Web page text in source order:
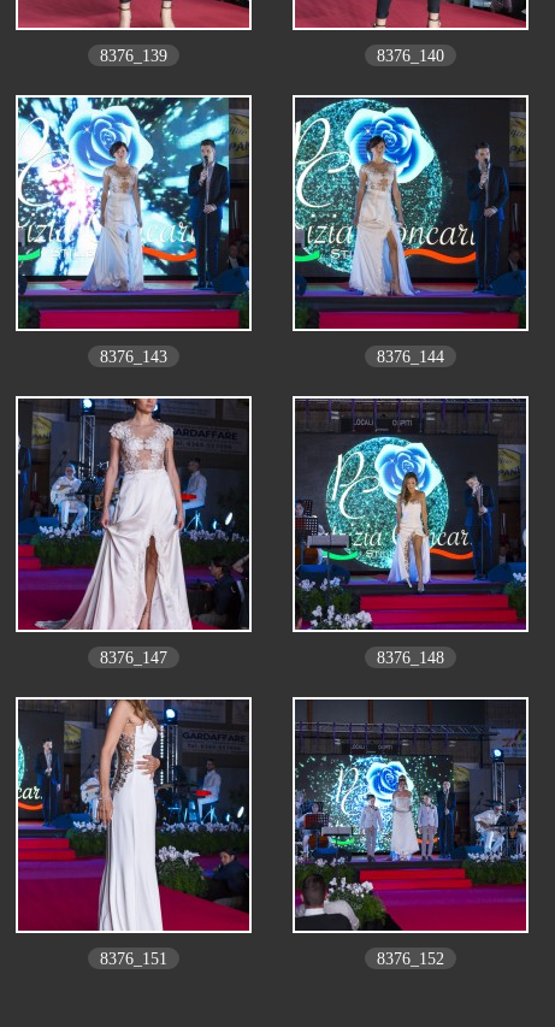
8376_139 8376_140
8376_143 8376_144
8376_147 8376_148
8376_151 8376_152